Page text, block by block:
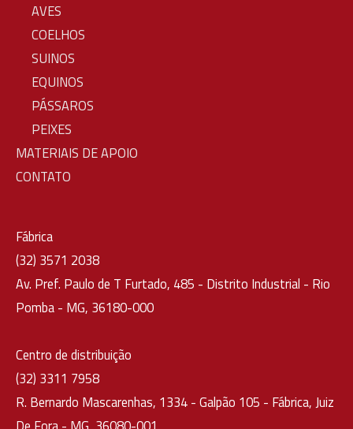
AVES
COELHOS
SUINOS
EQUINOS
PÁSSAROS
PEIXES
MATERIAIS DE APOIO
CONTATO
Fábrica
(32) 3571 2038
Av. Pref. Paulo de T Furtado, 485 - Distrito Industrial - Rio
Pomba - MG, 36180-000
Centro de distribuição
(32) 3311 7958
R. Bernardo Mascarenhas, 1334 - Galpão 105 - Fábrica, Juiz